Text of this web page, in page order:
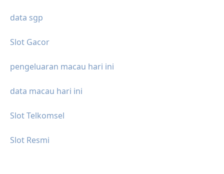
data sgp
Slot Gacor
pengeluaran macau hari ini
data macau hari ini
Slot Telkomsel
Slot Resmi